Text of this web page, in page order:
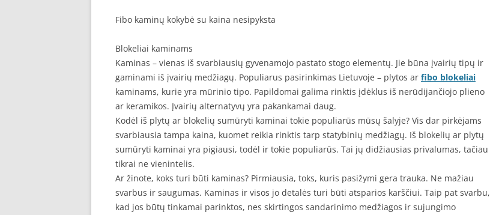
Fibo kaminų kokybė su kaina nesipyksta
Blokeliai kaminams
Kaminas – vienas iš svarbiausių gyvenamojo pastato stogo elementų. Jie būna įvairių tipų ir
gaminami iš įvairių medžiagų. Populiarus pasirinkimas Lietuvoje – plytos ar fibo blokeliai
kaminams, kurie yra mūrinio tipo. Papildomai galima rinktis įdėklus iš nerūdijančiojo plieno
ar keramikos. Įvairių alternatyvų yra pakankamai daug.
Kodėl iš plytų ar blokelių sumūryti kaminai tokie populiarūs mūsų šalyje? Vis dar pirkėjams
svarbiausia tampa kaina, kuomet reikia rinktis tarp statybinių medžiagų. Iš blokelių ar plytų
sumūryti kaminai yra pigiausi, todėl ir tokie populiarūs. Tai jų didžiausias privalumas, tačiau
tikrai ne vienintelis.
Ar žinote, koks turi būti kaminas? Pirmiausia, toks, kuris pasižymi gera trauka. Ne mažiau
svarbus ir saugumas. Kaminas ir visos jo detalės turi būti atsparios karščiui. Taip pat svarbu,
kad jos būtų tinkamai parinktos, nes skirtingos sandarinimo medžiagos ir sujungimo